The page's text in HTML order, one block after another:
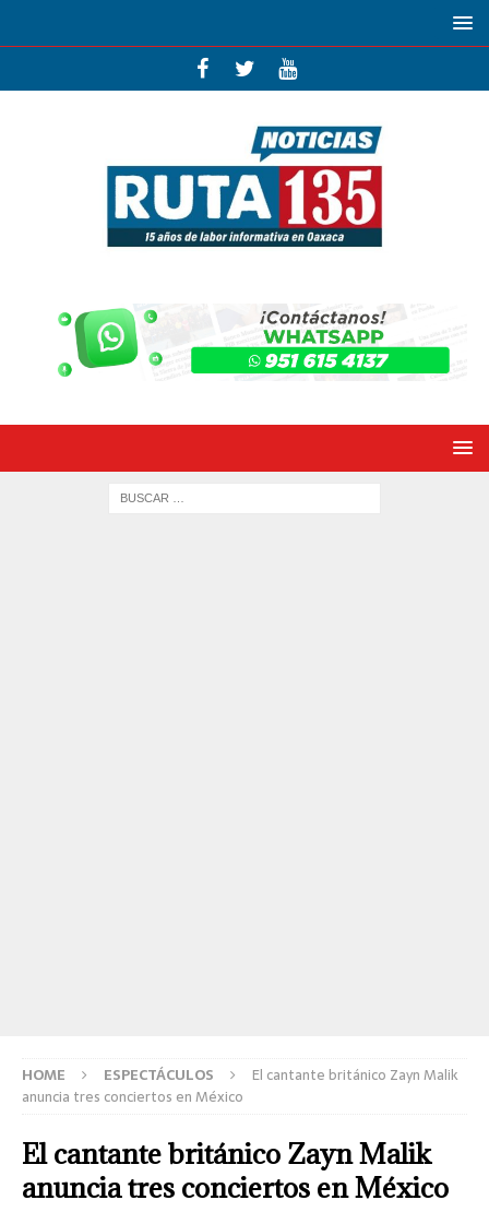
HOME ESPECTÁCULOS
El cantante británico Zayn Malik
anuncia tres conciertos en México
El cantante británico Zayn Malik
anuncia tres conciertos en México